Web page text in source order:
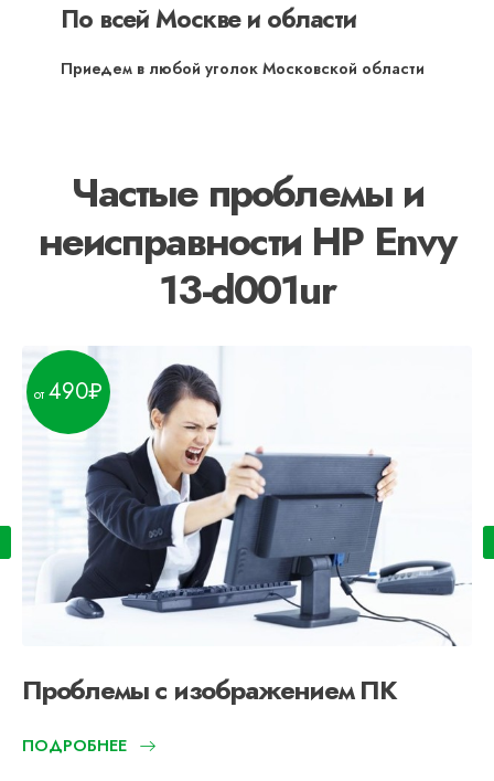
По всей Москве и области
Приедем в любой уголок Московской области
Частые проблемы и
неисправности HP Envy
13-d001ur
Проблемы с изображением ПК
490
ПОДРОБНЕЕ